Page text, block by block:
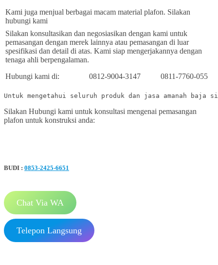
Kami juga menjual berbagai macam material plafon. Silakan
hubungi kami
Silakan konsultasikan dan negosiasikan dengan kami untuk
pemasangan dengan merek lainnya atau pemasangan di luar
spesifikasi dan detail di atas. Kami siap mengerjakannya dengan
tenaga ahli berpengalaman.
Hubungi kami di:
0812-9004-3147 0811-7760-055
Untuk mengetahui seluruh produk dan jasa amanah baja
Silakan Hubungi kami untuk konsultasi mengenai pemasangan
plafon untuk konstruksi anda:
BUDI : 0853-2425-6651
Chat Via WA
Telepon Langsung